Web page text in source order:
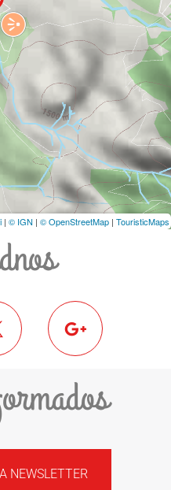
| © IGN | © OpenStreetMap | TouristicMaps
NEWSLETTER